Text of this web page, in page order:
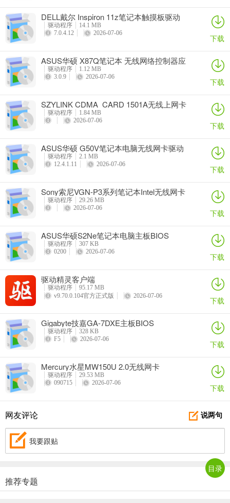
DELL戴尔 Inspiron 11z笔记本触摸板驱动
驱动程序
14.1 MB
7.0.4.12
2026-07-06 下载
ASUS华硕 X87Q笔记本 无线网络控制器应
用程序
驱动程序
1.12 MB
3.0.9
2026-07-06 下载
SZYLINK CDMA_CARD 1501A无线上网卡
驱动程序
1.84 MB
2026-07-06
下载
ASUS华硕 G50V笔记本电脑无线网卡驱动
驱动程序
2.1 MB
12.4.1.11
2026-07-06 下载
Sony索尼VGN-P3系列笔记本Intel无线网卡
驱动
驱动程序
29.26 MB
2026-07-06
下载
ASUS华硕S2Ne笔记本电脑主板BIOS
驱动程序
307 KB
0200
2026-07-06 下载
驱动精灵客户端
驱动程序
95.17 MB
v9.70.0.104官方正式版
2026-07-06 下载
Gigabyte技嘉GA-7DXE主板BIOS
驱动程序
328 KB
F5
2026-07-06 下载
Mercury水星MW150U 2.0无线网卡
驱动程序
29.53 MB
090715
2026-07-06 下载
说两句
网友评论
我要跟贴
推荐专题
目录